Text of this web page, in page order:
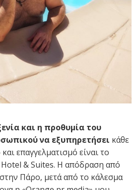
και η προθυμία του
να εξυπηρετήσει κάθε
επαγγελματισμό είναι το
& Suites. Η απόδραση από
Πάρο, μετά από το κάλεσμα